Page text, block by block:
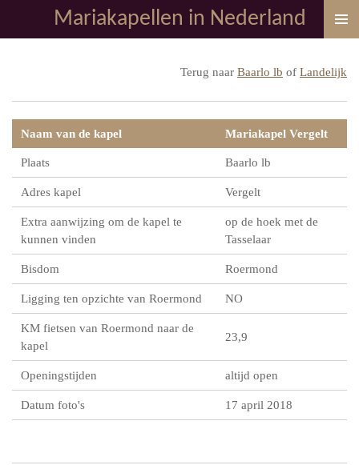
direct
Mariakapellen in Nederland
Terug naar Baarlo lb of Landelijk
Naam van de kapel Mariakapel Vergelt
Plaats Baarlo lb
Adres kapel Vergelt
Extra aanwijzing om de kapel te
kunnen vinden
op de hoek met de
Tasselaar
Bisdom Roermond
Ligging ten opzichte van Roermond NO
KM fietsen van Roermond naar de
kapel
23,9
Openingstijden altijd open
Datum foto's 17 april 2018